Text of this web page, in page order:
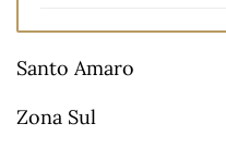
Santo Amaro
Zona Sul